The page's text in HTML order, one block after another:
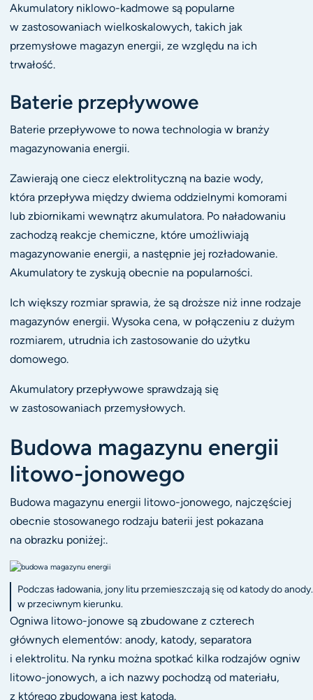
Akumulatory niklowo-kadmowe są popularne
w zastosowaniach wielkoskalowych, takich jak
przemysłowe magazyn energii, ze względu na ich
trwałość.
Baterie przepływowe
Baterie przepływowe to nowa technologia w branży
magazynowania energii.
Zawierają one ciecz elektrolityczną na bazie wody,
która przepływa między dwiema oddzielnymi komorami
lub zbiornikami wewnątrz akumulatora. Po naładowaniu
zachodzą reakcje chemiczne, które umożliwiają
magazynowanie energii, a następnie jej rozładowanie.
Akumulatory te zyskują obecnie na popularności.
Ich większy rozmiar sprawia, że są droższe niż inne rodzaje
magazynów energii. Wysoka cena, w połączeniu z dużym
rozmiarem, utrudnia ich zastosowanie do użytku
domowego.
Akumulatory przepływowe sprawdzają się
w zastosowaniach przemysłowych.
Budowa magazynu energii
litowo-jonowego
Budowa magazynu energii litowo-jonowego, najczęściej
obecnie stosowanego rodzaju baterii jest pokazana
na obrazku poniżej:.
Podczas ładowania, jony litu przemieszczają się od katody do
w przeciwnym kierunku.
Ogniwa litowo-jonowe są zbudowane z czterech
głównych elementów: anody, katody, separatora
i elektrolitu. Na rynku można spotkać kilka rodzajów ogniw
litowo-jonowych, a ich nazwy pochodzą od materiału,
z którego zbudowana jest katoda.